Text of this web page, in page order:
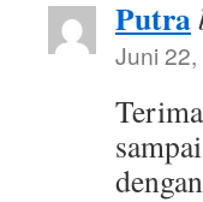
Putra
Juni